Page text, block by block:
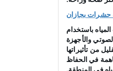
بجازان
باستخدام
والأجهزة
من تأثيراتها
في الحفاظ
في المنطقة.